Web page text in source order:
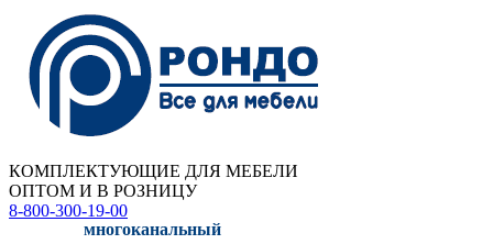
КОМПЛЕКТУЮЩИЕ ДЛЯ МЕБЕЛИ
ОПТОМ И В РОЗНИЦУ
8-800-300-19-00
многоканальный